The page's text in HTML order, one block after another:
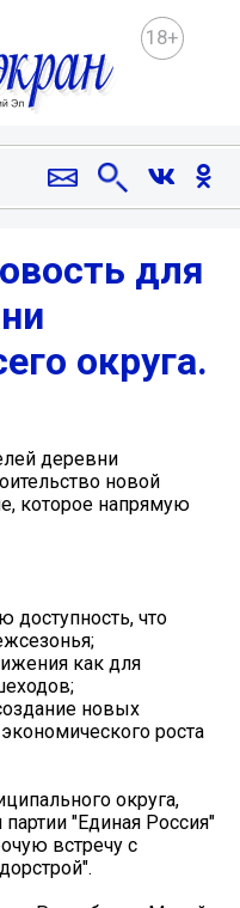
18+
для
округа.
деревни
новой
которое напрямую
доступность, что
как для
новых
роста
округа,
"Единая Россия"
встречу с